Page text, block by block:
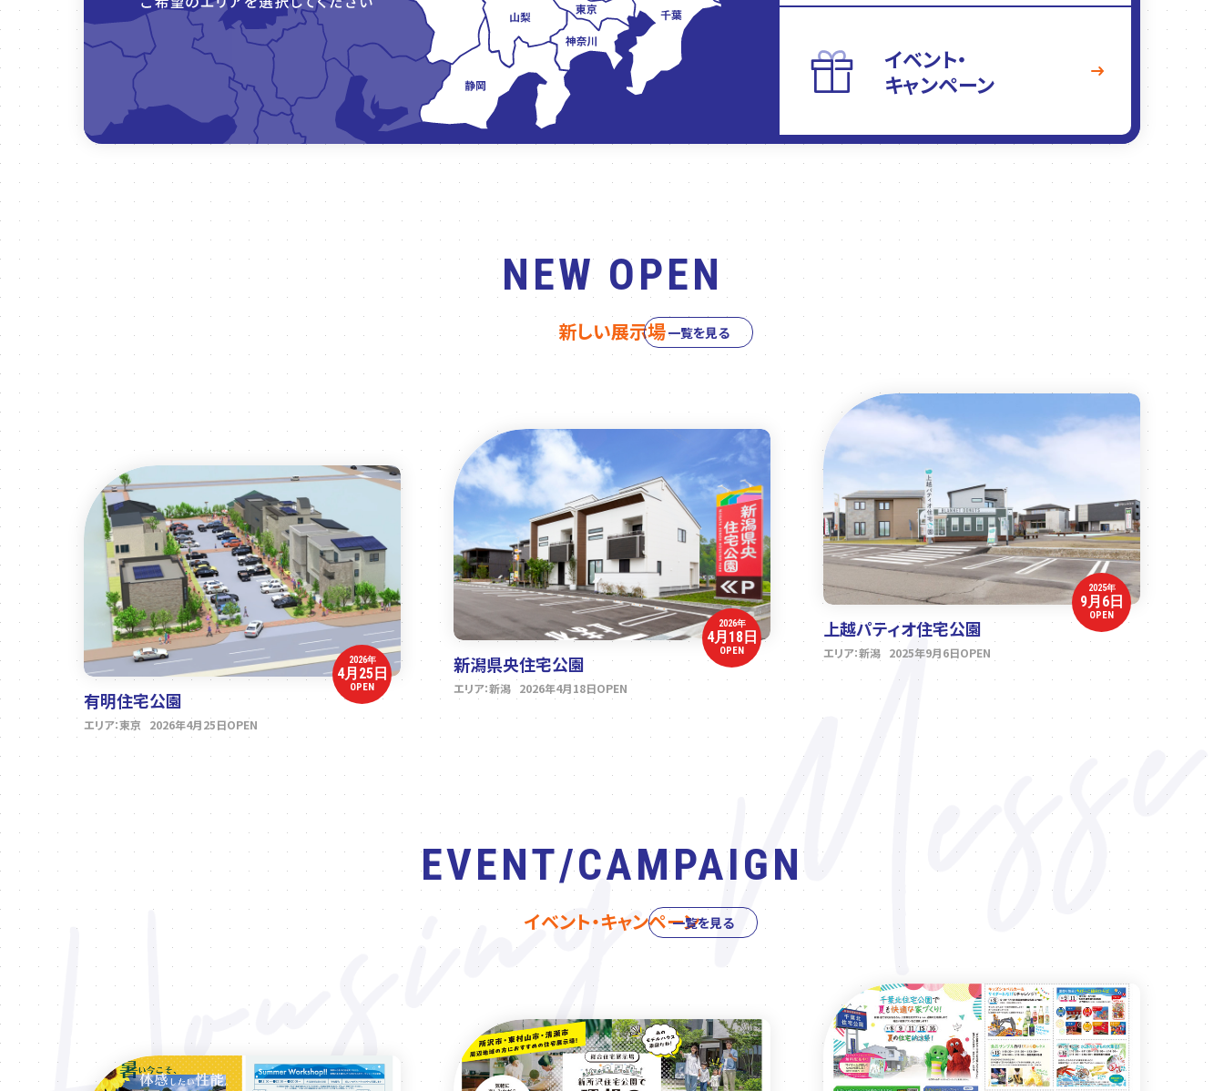
イベント・
キャンペーン
NEW OPEN
新しい展示場一覧を見る
2026年
4月25日
OPEN
有明住宅公園
エリア：東京 2026年4月25日OPEN
2026年
4月18日
OPEN
新潟県央住宅公園
エリア：新潟 2026年4月18日OPEN
2025年
9月6日
OPEN
上越パティオ住宅公園
エリア：新潟 2025年9月6日OPEN
EVENT/CAMPAIGN
イベント・キャンペーン一覧を見る